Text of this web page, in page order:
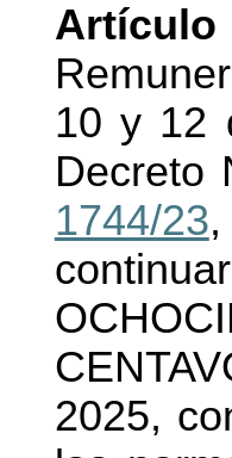
10 y 12
Decreto
1744/23
2025,